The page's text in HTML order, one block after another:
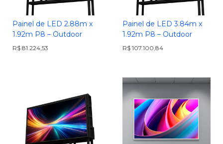
Painel de LED 2.88m x
1.92m P8 – Outdoor
R$ 81.224,53
Painel de LED 3.84m x
1.92m P8 – Outdoor
R$ 107.100,84